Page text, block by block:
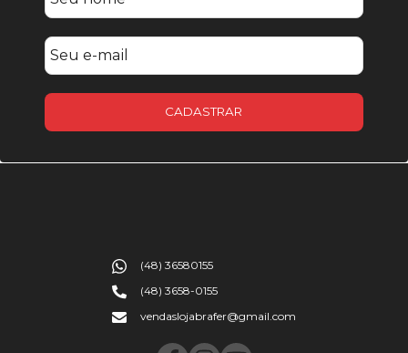
CADASTRAR
(48) 36580155
(48) 3658-0155
vendaslojabrafer@gmail.com